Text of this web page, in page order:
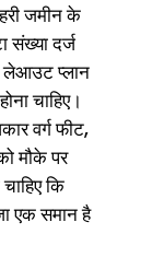
जमीन के
संख्या दर्ज
लेआउट प्लान
चाहिए।
वर्ग फीट,
मौके पर
कि
एक समान है